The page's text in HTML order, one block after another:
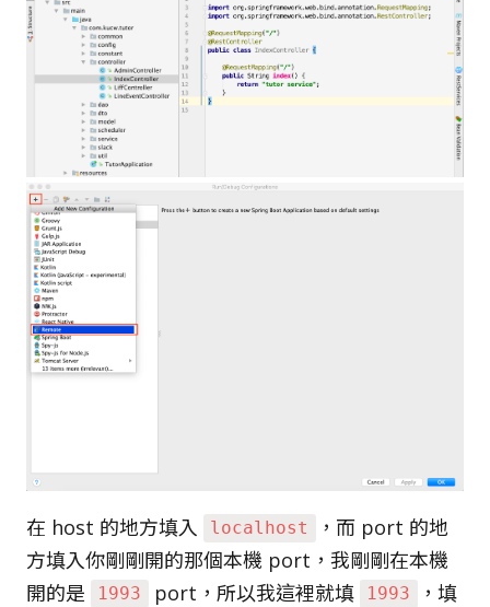
在 host 的地方填入 localhost
，而 port 的地
方填入你剛剛開的那個本機 port，我剛剛在本機
開的是
1993 port，所以我這裡就填 1993
，填